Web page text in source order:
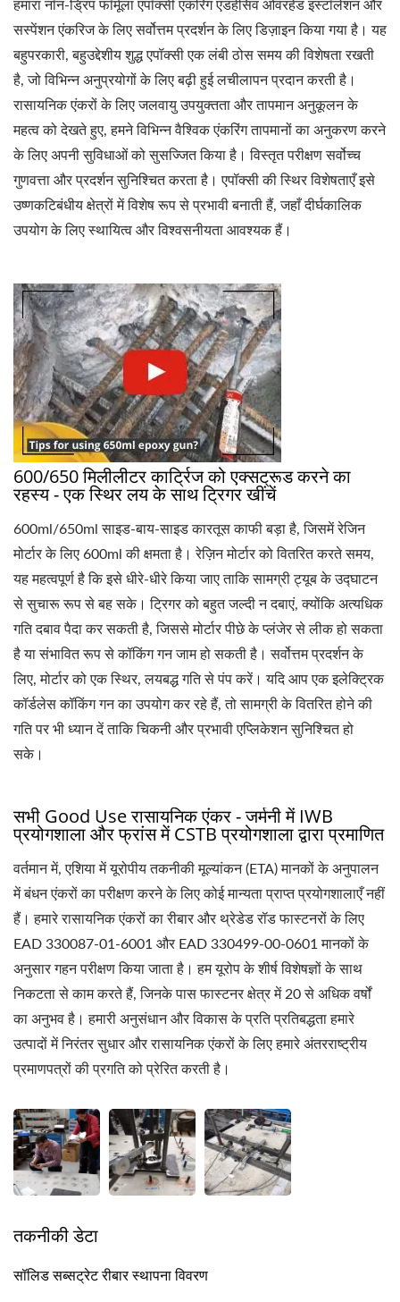
हमारा नॉन-ड्रिप फॉर्मूला एपॉक्सी एंकरिंग एडहेसिव ओवरहेड इंस्टॉलेशन और
सस्पेंशन एंकरिज के लिए सर्वोत्तम प्रदर्शन के लिए डिज़ाइन किया गया है। यह
बहुपरकारी, बहुउद्देशीय शुद्ध एपॉक्सी एक लंबी ठोस समय की विशेषता रखती
है, जो विभिन्न अनुप्रयोगों के लिए बढ़ी हुई लचीलापन प्रदान करती है।
रासायनिक एंकरों के लिए जलवायु उपयुक्तता और तापमान अनुकूलन के
महत्व को देखते हुए, हमने विभिन्न वैश्विक एंकरिंग तापमानों का अनुकरण करने
के लिए अपनी सुविधाओं को सुसज्जित किया है। विस्तृत परीक्षण सर्वोच्च
गुणवत्ता और प्रदर्शन सुनिश्चित करता है। एपॉक्सी की स्थिर विशेषताएँ इसे
उष्णकटिबंधीय क्षेत्रों में विशेष रूप से प्रभावी बनाती हैं, जहाँ दीर्घकालिक
उपयोग के लिए स्थायित्व और विश्वसनीयता आवश्यक हैं।
600/650 मिलीलीटर कार्ट्रिज को एक्सट्रूड करने का
रहस्य - एक स्थिर लय के साथ ट्रिगर खींचें
600ml/650ml साइड-बाय-साइड कारतूस काफी बड़ा है, जिसमें रेजिन
मोर्टार के लिए 600ml की क्षमता है। रेज़िन मोर्टार को वितरित करते समय,
यह महत्वपूर्ण है कि इसे धीरे-धीरे किया जाए ताकि सामग्री ट्यूब के उद्घाटन
से सुचारू रूप से बह सके। ट्रिगर को बहुत जल्दी न दबाएं, क्योंकि अत्यधिक
गति दबाव पैदा कर सकती है, जिससे मोर्टार पीछे के प्लंजेर से लीक हो सकता
है या संभावित रूप से कॉकिंग गन जाम हो सकती है। सर्वोत्तम प्रदर्शन के
लिए, मोर्टार को एक स्थिर, लयबद्ध गति से पंप करें। यदि आप एक इलेक्ट्रिक
कॉर्डलेस कॉकिंग गन का उपयोग कर रहे हैं, तो सामग्री के वितरित होने की
गति पर भी ध्यान दें ताकि चिकनी और प्रभावी एप्लिकेशन सुनिश्चित हो
सके।
सभी Good Use रासायनिक एंकर - जर्मनी में IWB
प्रयोगशाला और फ्रांस में CSTB प्रयोगशाला द्वारा प्रमाणित
वर्तमान में, एशिया में यूरोपीय तकनीकी मूल्यांकन (ETA) मानकों के अनुपालन
में बंधन एंकरों का परीक्षण करने के लिए कोई मान्यता प्राप्त प्रयोगशालाएँ नहीं
हैं। हमारे रासायनिक एंकरों का रीबार और थ्रेडेड रॉड फास्टनरों के लिए
EAD 330087-01-6001 और EAD 330499-00-0601 मानकों के
अनुसार गहन परीक्षण किया जाता है। हम यूरोप के शीर्ष विशेषज्ञों के साथ
निकटता से काम करते हैं, जिनके पास फास्टनर क्षेत्र में 20 से अधिक वर्षों
का अनुभव है। हमारी अनुसंधान और विकास के प्रति प्रतिबद्धता हमारे
उत्पादों में निरंतर सुधार और रासायनिक एंकरों के लिए हमारे अंतरराष्ट्रीय
प्रमाणपत्रों की प्रगति को प्रेरित करती है।
तकनीकी डेटा
सॉलिड सब्सट्रेट रीबार स्थापना विवरण